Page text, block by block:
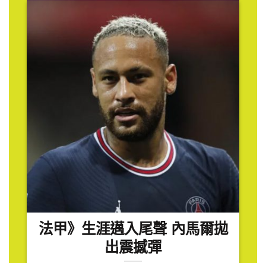
法甲》生涯邁入尾聲 內馬爾拋
出震撼彈